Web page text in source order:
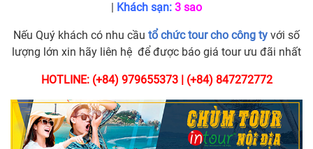
Khách sạn: 3 sao
Nếu Quý khách có nhu cầu tổ chức tour cho công ty với số
lượng lớn xin hãy liên hệ để được báo giá tour ưu đãi nhất
HOTLINE: (+84) 979655373 | (+84) 847272772